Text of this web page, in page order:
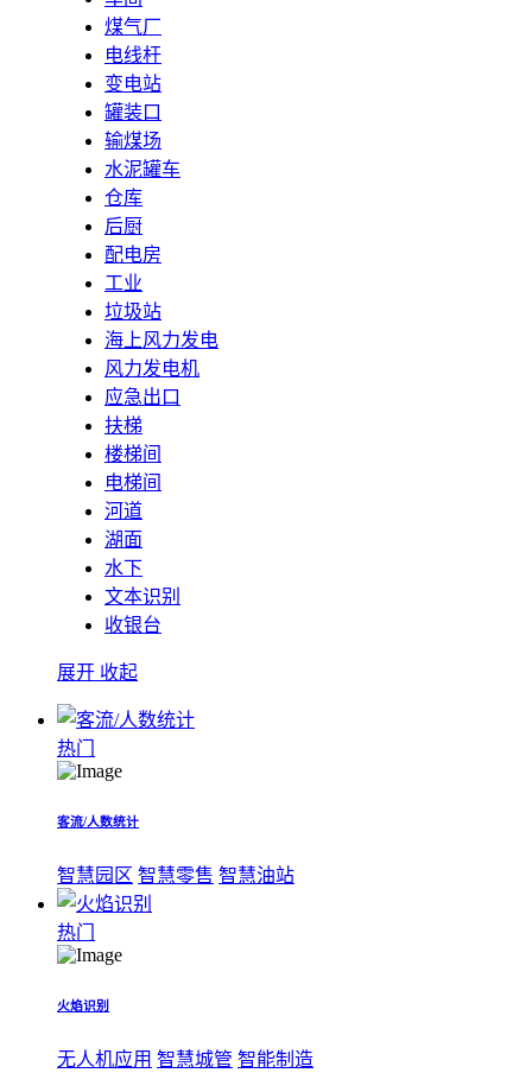
煤气厂
电线杆
变电站
罐装口
输煤场
水泥罐车
仓库
后厨
配电房
工业
垃圾站
海上风力发电
风力发电机
应急出口
扶梯
楼梯间
电梯间
河道
湖面
水下
文本识别
收银台
展开 收起
热门
客流/人数统计
智慧园区 智慧零售 智慧油站
热门
火焰识别
无人机应用 智慧城管 智能制造